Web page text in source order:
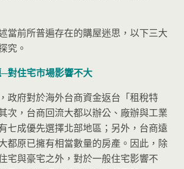
當前所普遍存在的購屋迷思，以下三大
究。
對住宅市場影響不大
政府對於海外台商資金返台「租稅特
次，台商回流大都以辦公、廠辦與工業
七成優先選擇北部地區；另外，台商遠
都原已擁有相當數量的房產。因此，除
宅與豪宅之外，對於一般住宅影響不